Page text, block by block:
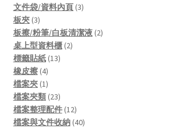
products
文件袋/資料內頁 33
板夾 33
products
板擦/粉筆/白板清潔液 22
桌上型資料櫃 22
標籤貼紙 1313
橡皮擦 44
products
檔案夾 11
product
檔案夾類 2323
products
檔案整理配件 1212
products
檔案與文件收納 4040